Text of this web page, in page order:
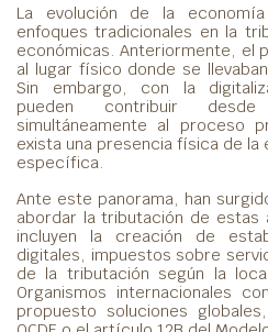
La evolución de la
enfoques tradicionales en la
económicas. Anteriormente, el
al lugar físico donde se
Sin embargo, con la
pueden contribuir desde
simultáneamente al proceso
exista una presencia física de la
específica.
Ante este panorama, han
abordar la tributación de estas
incluyen la creación de
digitales, impuestos sobre
de la tributación según la
Organismos internacionales
propuesto soluciones